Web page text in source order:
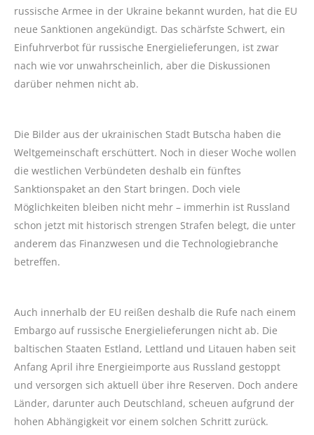
russische Armee in der Ukraine bekannt wurden, hat die EU
neue Sanktionen angekündigt. Das schärfste Schwert, ein
Einfuhrverbot für russische Energielieferungen, ist zwar
nach wie vor unwahrscheinlich, aber die Diskussionen
darüber nehmen nicht ab.
Die Bilder aus der ukrainischen Stadt Butscha haben die
Weltgemeinschaft erschüttert. Noch in dieser Woche wollen
die westlichen Verbündeten deshalb ein fünftes
Sanktionspaket an den Start bringen. Doch viele
Möglichkeiten bleiben nicht mehr – immerhin ist Russland
schon jetzt mit historisch strengen Strafen belegt, die unter
anderem das Finanzwesen und die Technologiebranche
betreffen.
Auch innerhalb der EU reißen deshalb die Rufe nach einem
Embargo auf russische Energielieferungen nicht ab. Die
baltischen Staaten Estland, Lettland und Litauen haben seit
Anfang April ihre Energieimporte aus Russland gestoppt
und versorgen sich aktuell über ihre Reserven. Doch andere
Länder, darunter auch Deutschland, scheuen aufgrund der
hohen Abhängigkeit vor einem solchen Schritt zurück.